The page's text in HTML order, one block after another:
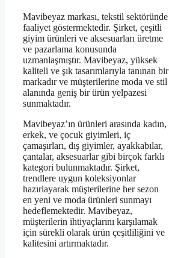
Mavibeyaz markası, tekstil sektöründe
faaliyet göstermektedir. Şirket, çeşitli
giyim ürünleri ve aksesuarları üretme
ve pazarlama konusunda
uzmanlaşmıştır. Mavibeyaz, yüksek
kaliteli ve şık tasarımlarıyla tanınan bir
markadır ve müşterilerine moda ve stil
alanında geniş bir ürün yelpazesi
sunmaktadır.
Mavibeyaz’ın ürünleri arasında kadın,
erkek, ve çocuk giyimleri, iç
çamaşırları, dış giyimler, ayakkabılar,
çantalar, aksesuarlar gibi birçok farklı
kategori bulunmaktadır. Şirket,
trendlere uygun koleksiyonlar
hazırlayarak müşterilerine her sezon
en yeni ve moda ürünleri sunmayı
hedeflemektedir. Mavibeyaz,
müşterilerin ihtiyaçlarını karşılamak
için sürekli olarak ürün çeşitliliğini ve
kalitesini artırmaktadır.